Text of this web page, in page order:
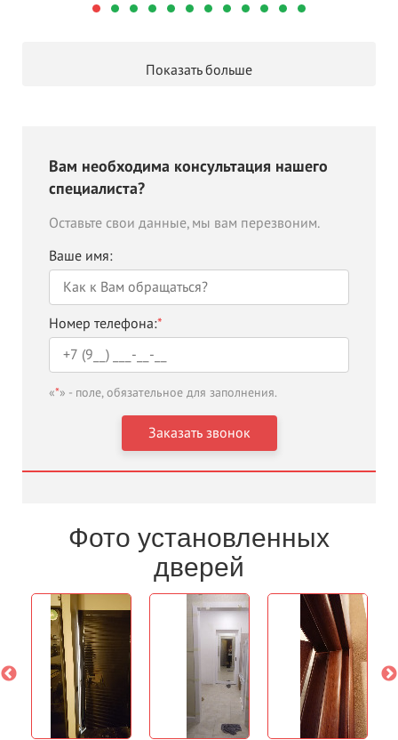
Показать больше
Вам необходима консультация нашего
специалиста?
Оставьте свои данные, мы вам перезвоним.
Ваше имя:
Номер телефона:*
«*» - поле, обязательное для заполнения.
Фото установленных
дверей